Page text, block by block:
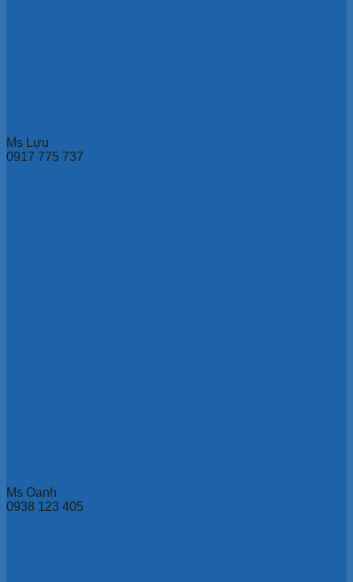
Ms Lựu
0917 775 737
Ms Oanh
0938 123 405